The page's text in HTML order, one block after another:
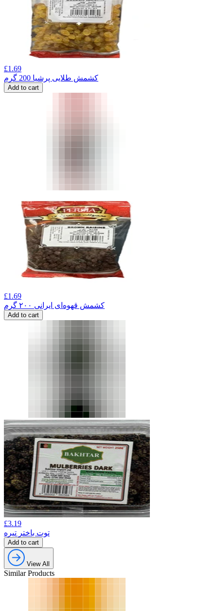
£1.69
کشمش طلایی پرشیا 200 گرم
Add to cart
£1.69
کشمش قهوه‌ای ایرانی ۲۰۰ گرم
Add to cart
£3.19
توت باختر تیره
Add to cart
View All
Similar Products